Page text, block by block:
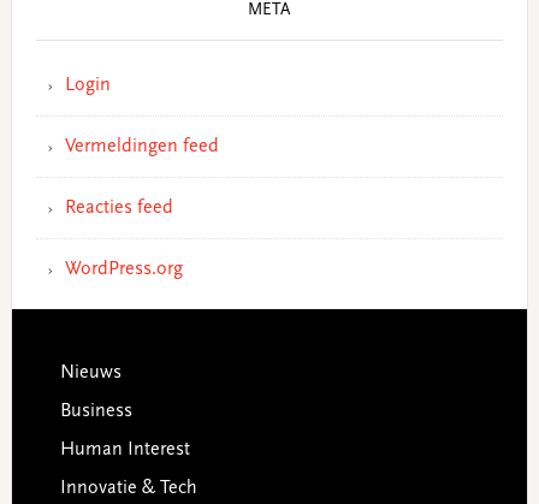
META
Login
Vermeldingen feed
Reacties feed
WordPress.org
Footer
Nieuws
Business
Human Interest
Innovatie & Tech